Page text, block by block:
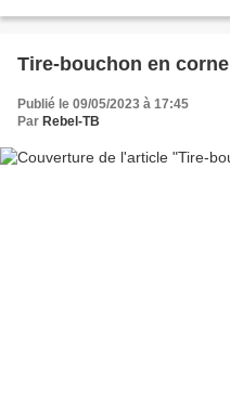
Tire-bouchon en corne
Publié le 09/05/2023 à 17:45
Par Rebel-TB